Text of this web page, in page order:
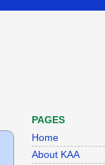
PAGES
Home
About KAA